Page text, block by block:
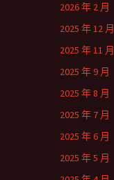
2026 年 2 月
2025 年 12 月
2025 年 11 月
2025 年 9 月
2025 年 8 月
2025 年 7 月
2025 年 6 月
2025 年 5 月